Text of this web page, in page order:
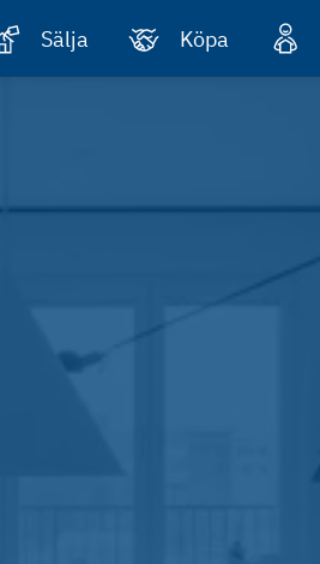
Sälja Köpa